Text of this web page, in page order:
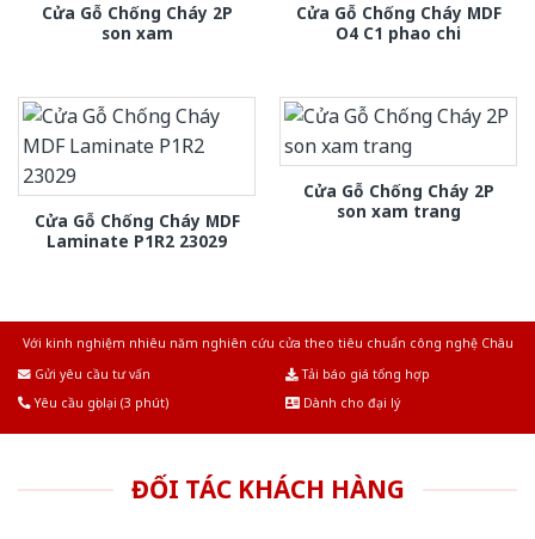
Cửa Gỗ Chống Cháy 2P
son xam
Cửa Gỗ Chống Cháy MDF
O4 C1 phao chi
Cửa Gỗ Chống Cháy MDF
Laminate P1R2 23029
Cửa Gỗ Chống Cháy 2P
son xam trang
Với kinh nghiệm nhiêu năm nghiên cứu cửa theo tiêu chuẩn công nghệ Châu
Gửi yêu cầu tư vấn
Tải báo giá tổng hợp
Yêu cầu gọi lại (3 phút)
Dành cho đại lý
ĐỐI TÁC KHÁCH HÀNG